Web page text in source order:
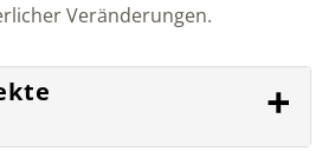
Veränderungen.
+